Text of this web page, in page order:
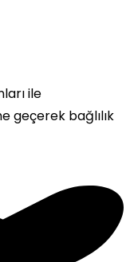
ile
geçerek bağlılık